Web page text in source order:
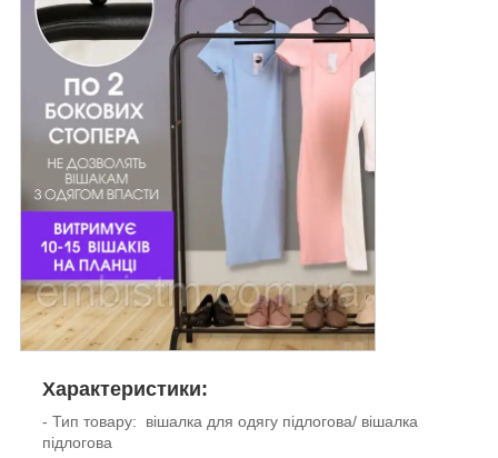
Характеристики:
- Тип товару: вішалка для одягу підлогова/ вішалка
підлогова